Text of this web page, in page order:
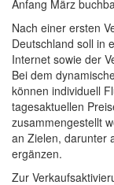
Anfang März
Nach einer ersten
Deutschland soll in
Internet sowie der
Bei dem
können individuell
tagesaktuellen
zusammengestellt
an Zielen, darunter
ergänzen.
Zur